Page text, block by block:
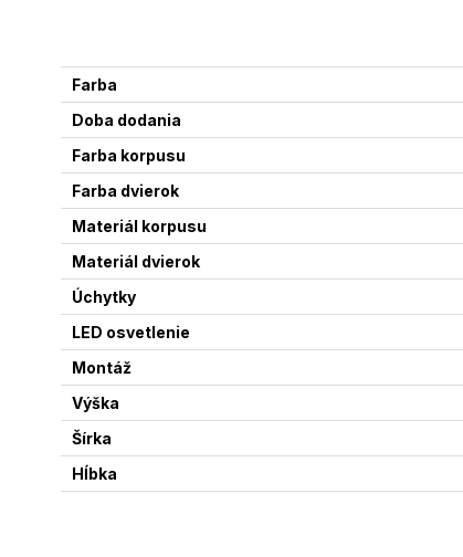
Farba
Doba dodania
Farba korpusu
Farba dvierok
Materiál korpusu
Materiál dvierok
Úchytky
LED osvetlenie
Montáž
Výška
Šírka
Hĺbka